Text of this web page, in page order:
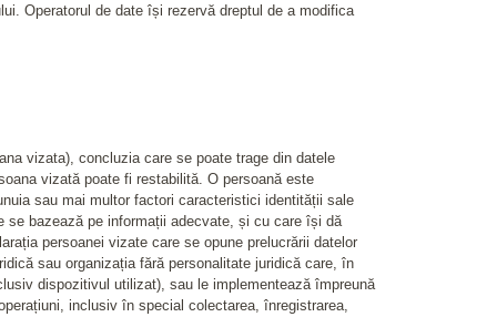
Operatorul de date își rezervă dreptul de a modifica
vizata), concluzia care se poate trage din datele
vizată poate fi restabilită. O persoană este
sau mai multor factori caracteristici identității sale
bazează pe informații adecvate, și cu care își dă
persoanei vizate care se opune prelucrării datelor
sau organizația fără personalitate juridică care, în
dispozitivul utilizat), sau le implementează împreună
inclusiv în special colectarea, înregistrarea,